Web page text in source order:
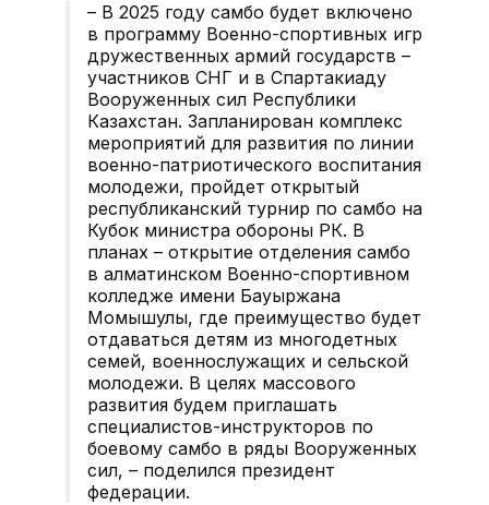
– В 2025 году самбо будет включено
в программу Военно-спортивных игр
дружественных армий государств –
участников СНГ и в Спартакиаду
Вооруженных сил Республики
Казахстан. Запланирован комплекс
мероприятий для развития по линии
военно-патриотического воспитания
молодежи, пройдет открытый
республиканский турнир по самбо на
Кубок министра обороны РК. В
планах – открытие отделения самбо
в алматинском Военно-спортивном
колледже имени Бауыржана
Момышулы, где преимущество будет
отдаваться детям из многодетных
семей, военнослужащих и сельской
молодежи. В целях массового
развития будем приглашать
специалистов-инструкторов по
боевому самбо в ряды Вооруженных
сил, – поделился президент
федерации.